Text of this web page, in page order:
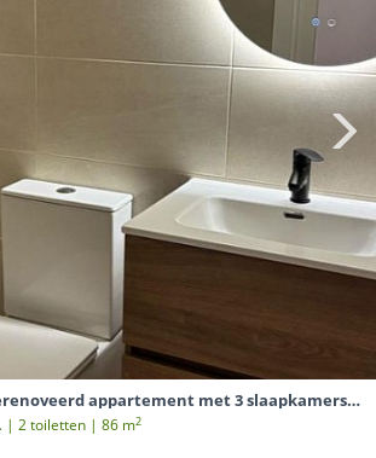
appartement met 3 slaapkamers
Família
| 2 toiletten | 86 m2